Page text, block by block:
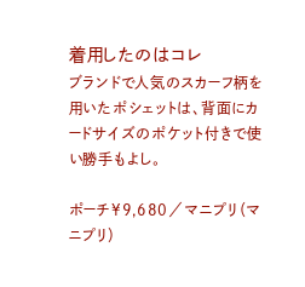
着用したのはコレ
ブランドで人気のスカーフ柄を
用いたポシェットは、背面にカ
ードサイズのポケット付きで使
い勝手もよし。
ポーチ¥9,680／マニプリ（マ
ニプリ）